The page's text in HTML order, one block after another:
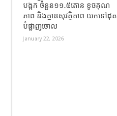
បង្កក ចំនួន១១.៥តោន ខូចគុណ
ភាព និងគ្មានសុវត្ថិភាព យកទៅដុត
បំផ្លាញចោល
January 22, 2026